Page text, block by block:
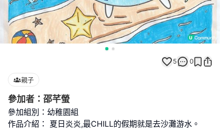
5 0
親子
參加者：邵芊螢
參加組別：幼稚園組
作品介紹： 夏日炎炎,最CHILL的假期就是去沙灘游水。